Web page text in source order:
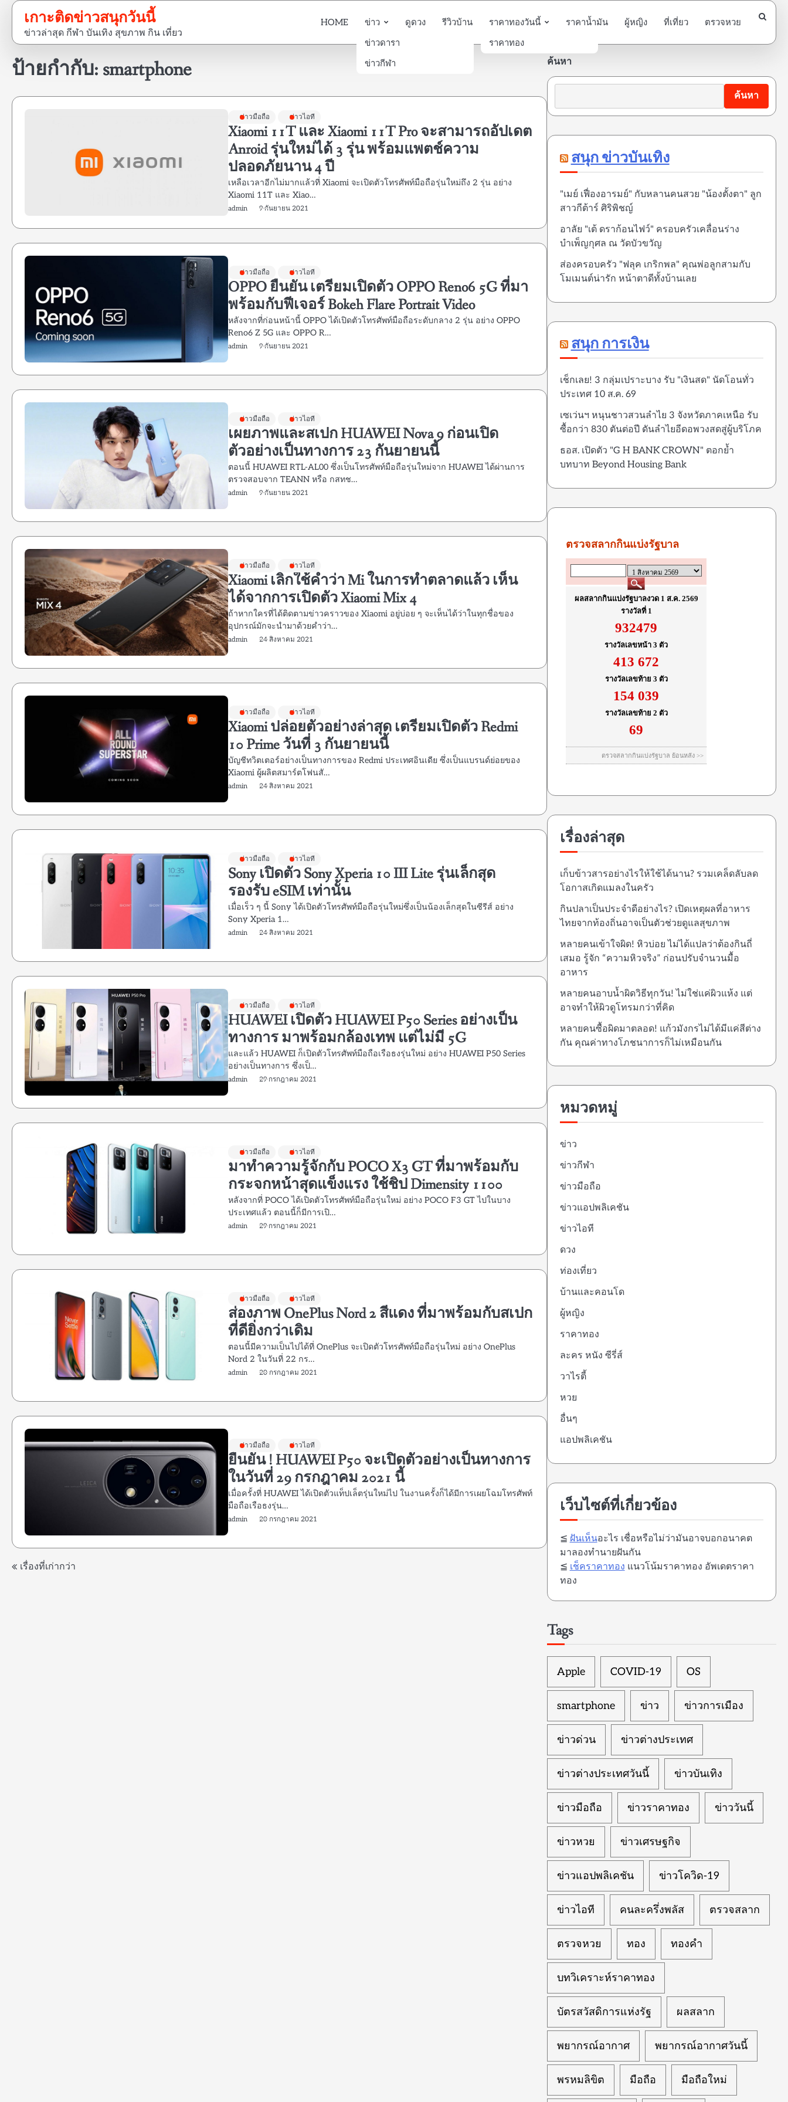
Skip
content
เกาะติดข่าวสนุกวันนี้
ข่าวล่าสุด กีฬา บันเทิง สุขภาพ กิน เที่ยว
HOME
ข่าว
ข่าวดารา
ข่าวกีฬา
ดูดวง รีวิวบ้าน
ราคาทองวันนี้
ราคาทอง
ราคาน้ำมัน ผู้หญิง ที่เที่ยว ตรวจหวย
ป้ายกำกับ: smartphone
ข่าวมือถือ ข่าวไอที
Xiaomi 11T และ Xiaomi 11T Pro จะสามารถอัปเดต
Anroid รุ่นใหม่ได้ 3 รุ่น พร้อมแพตช์ความ
ปลอดภัยนาน 4 ปี
เหลือเวลาอีกไม่มากแล้วที่ Xiaomi จะเปิดตัวโทรศัพท์มือถือรุ่นใหม่ถึง 2 รุ่น อย่าง
Xiaomi 11T และ Xiao…
admin 9 กันยายน 2021
ข่าวมือถือ ข่าวไอที
OPPO ยืนยัน เตรียมเปิดตัว OPPO Reno6 5G ที่มา
พร้อมกับฟีเจอร์ Bokeh Flare Portrait Video
หลังจากที่ก่อนหน้านี้ OPPO ได้เปิดตัวโทรศัพท์มือถือระดับกลาง 2 รุ่น อย่าง OPPO
Reno6 Z 5G และ OPPO R…
admin 9 กันยายน 2021
ข่าวมือถือ ข่าวไอที
เผยภาพและสเปก HUAWEI Nova 9 ก่อนเปิด
ตัวอย่างเป็นทางการ 23 กันยายนนี้
ตอนนี้ HUAWEI RTL-AL00 ซึ่งเป็นโทรศัพท์มือถือรุ่นใหม่จาก HUAWEI ได้ผ่านการ
ตรวจสอบจาก TEANN หรือ กสทช…
admin 9 กันยายน 2021
ข่าวมือถือ ข่าวไอที
Xiaomi เลิกใช้คำว่า Mi ในการทำตลาดแล้ว เห็น
ได้จากการเปิดตัว Xiaomi Mix 4
ถ้าหากใครที่ได้ติดตามข่าวคราวของ Xiaomi อยู่บ่อย ๆ จะเห็นได้ว่าในทุกชื่อของ
อุปกรณ์มักจะนำมาด้วยคำว่า…
admin 24 สิงหาคม 2021
ข่าวมือถือ ข่าวไอที
Xiaomi ปล่อยตัวอย่างล่าสุด เตรียมเปิดตัว Redmi
10 Prime วันที่ 3 กันยายนนี้
บัญชีทวิตเตอร์อย่างเป็นทางการของ Redmi ประเทศอินเดีย ซึ่งเป็นแบรนด์ย่อยของ
Xiaomi ผู้ผลิตสมาร์ตโฟนสั…
admin 24 สิงหาคม 2021
ข่าวมือถือ ข่าวไอที
Sony เปิดตัว Sony Xperia 10 III Lite รุ่นเล็กสุด
รองรับ eSIM เท่านั้น
เมื่อเร็ว ๆ นี้ Sony ได้เปิดตัวโทรศัพท์มือถือรุ่นใหม่ซึ่งเป็นน้องเล็กสุดในซีรีส์ อย่าง
Sony Xperia 1…
admin 24 สิงหาคม 2021
ข่าวมือถือ ข่าวไอที
HUAWEI เปิดตัว HUAWEI P50 Series อย่างเป็น
ทางการ มาพร้อมกล้องเทพ แต่ไม่มี 5G
และแล้ว HUAWEI ก็เปิดตัวโทรศัพท์มือถือเรือธงรุ่นใหม่ อย่าง HUAWEI P50 Series
อย่างเป็นทางการ ซึ่งเป็…
admin 29 กรกฎาคม 2021
ข่าวมือถือ ข่าวไอที
มาทำความรู้จักกับ POCO X3 GT ที่มาพร้อมกับ
กระจกหน้าสุดแข็งแรง ใช้ชิป Dimensity 1100
หลังจากที่ POCO ได้เปิดตัวโทรศัพท์มือถือรุ่นใหม่ อย่าง POCO F3 GT ไปในบาง
ประเทศแล้ว ตอนนี้ก็มีการเปิ…
admin 29 กรกฎาคม 2021
ข่าวมือถือ ข่าวไอที
ส่องภาพ OnePlus Nord 2 สีแดง ที่มาพร้อมกับสเปก
ที่ดียิ่งกว่าเดิม
ตอนนี้มีความเป็นไปได้ที่ OnePlus จะเปิดตัวโทรศัพท์มือถือรุ่นใหม่ อย่าง OnePlus
Nord 2 ในวันที่ 22 กร…
admin 20 กรกฎาคม 2021
ข่าวมือถือ ข่าวไอที
ยืนยัน ! HUAWEI P50 จะเปิดตัวอย่างเป็นทางการ
ในวันที่ 29 กรกฎาคม 2021 นี้
เมื่อครั้งที่ HUAWEI ได้เปิดตัวแท็ปเล็ตรุ่นใหม่ไป ในงานครั้งก็ได้มีการเผยโฉมโทรศัพท์
มือถือเรือธงรุ่น…
admin 20 กรกฎาคม 2021
แนะแนว
เรื่องที่เก่ากว่า
ค้นหา
ค้นหา
สนุก ข่าวบันเทิง
"เมย์ เฟื่องอารมย์" กับหลานคนสวย "น้องตั้งตา" ลูก
สาวกีต้าร์ ศิริพิชญ์
อาลัย "เต้ ดราก้อนไฟว์" ครอบครัวเคลื่อนร่าง
บำเพ็ญกุศล ณ วัดบัวขวัญ
ส่องครอบครัว "ฟลุค เกริกพล" คุณพ่อลูกสามกับ
โมเมนต์น่ารัก หน้าตาดีทั้งบ้านเลย
สนุก การเงิน
เช็กเลย! 3 กลุ่มเปราะบาง รับ "เงินสด" นัดโอนทั่ว
ประเทศ 10 ส.ค. 69
เซเว่นฯ หนุนชาวสวนลำไย 3 จังหวัดภาคเหนือ รับ
ซื้อกว่า 830 ตันต่อปี ดันลำไยอีดอพวงสดสู่ผู้บริโภค
ธอส. เปิดตัว "G H BANK CROWN" ตอกย้ำ
บทบาท Beyond Housing Bank
เรื่องล่าสุด
เก็บข้าวสารอย่างไรให้ใช้ได้นาน? รวมเคล็ดลับลด
โอกาสเกิดแมลงในครัว
กินปลาเป็นประจำดีอย่างไร? เปิดเหตุผลที่อาหาร
ไทยจากท้องถิ่นอาจเป็นตัวช่วยดูแลสุขภาพ
หลายคนเข้าใจผิด! หิวบ่อย ไม่ได้แปลว่าต้องกินถี่
เสมอ รู้จัก “ความหิวจริง” ก่อนปรับจำนวนมื้อ
อาหาร
หลายคนอาบน้ำผิดวิธีทุกวัน! ไม่ใช่แค่ผิวแห้ง แต่
อาจทำให้ผิวดูโทรมกว่าที่คิด
หลายคนซื้อผิดมาตลอด! แก้วมังกรไม่ได้มีแค่สีต่าง
กัน คุณค่าทางโภชนาการก็ไม่เหมือนกัน
หมวดหมู่
ข่าว
ข่าวกีฬา
ข่าวมือถือ
ข่าวแอปพลิเคชัน
ข่าวไอที
ดวง
ท่องเที่ยว
บ้านและคอนโด
ผู้หญิง
ราคาทอง
ละคร หนัง ซีรี่ส์
วาไรตี้
หวย
อื่นๆ
แอปพลิเคชัน
เว็บไซต์ที่เกี่ยวข้อง
≦ ฝันเห็นอะไร เชื่อหรือไม่ว่ามันอาจบอกอนาคต
มาลองทำนายฝันกัน
≦ เช็คราคาทอง แนวโน้มราคาทอง อัพเดตราคา
ทอง
Tags
Apple COVID-19 OS
smartphone ข่าว ข่าวการเมือง
ข่าวด่วน ข่าวต่างประเทศ
ข่าวต่างประเทศวันนี้ ข่าวบันเทิง
ข่าวมือถือ ข่าวราคาทอง ข่าววันนี้
ข่าวหวย ข่าวเศรษฐกิจ
ข่าวแอปพลิเคชัน ข่าวโควิด-19
ข่าวไอที คนละครึ่งพลัส ตรวจสลาก
ตรวจหวย ทอง ทองคำ
บทวิเคราะห์ราคาทอง
บัตรสวัสดิการแห่งรัฐ ผลสลาก
พยากรณ์อากาศ พยากรณ์อากาศวันนี้
พรหมลิขิต มือถือ มือถือใหม่